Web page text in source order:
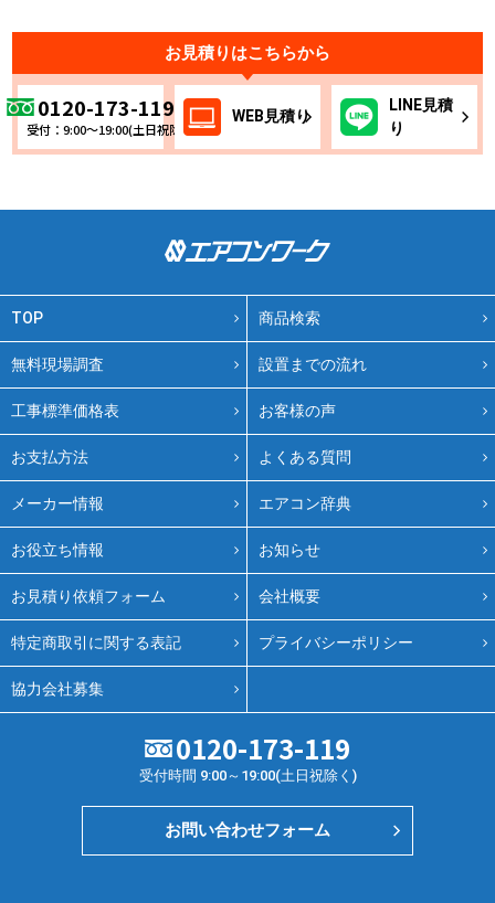
お見積りはこちらから
0120-173-119
受付：9:00～19:00(土日祝除く)
WEB見積り
LINE見積
り
TOP 商品検索
無料現場調査 設置までの流れ
工事標準価格表 お客様の声
お支払方法 よくある質問
メーカー情報 エアコン辞典
お役立ち情報 お知らせ
お見積り依頼フォーム 会社概要
特定商取引に関する表記 プライバシーポリシー
協力会社募集
0120-173-119
受付時間 9:00～19:00(土日祝除く)
お問い合わせフォーム